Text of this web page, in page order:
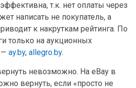
т.к. нет оплаты через
написать не покупатель, а
к накруткам рейтинга. По
только на аукционных
—ay.by,allegro.by.
невозможно. На eBay в
вернуть, если «просто не